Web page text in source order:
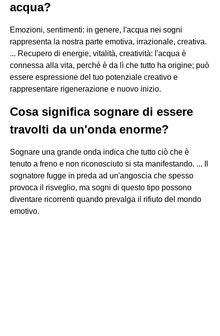
acqua?
Emozioni, sentimenti: in genere, l'acqua nei sogni
rappresenta la nostra parte emotiva, irrazionale, creativa.
... Recupero di energie, vitalità, creatività: l'acqua è
connessa alla vita, perché è da lì che tutto ha origine; può
essere espressione del tuo potenziale creativo e
rappresentare rigenerazione e nuovo inizio.
Cosa significa sognare di essere
travolti da un'onda enorme?
Sognare una grande onda indica che tutto ciò che è
tenuto a freno e non riconosciuto si sta manifestando. ... Il
sognatore fugge in preda ad un'angoscia che spesso
provoca il risveglio, ma sogni di questo tipo possono
diventare ricorrenti quando prevalga il rifiuto del mondo
emotivo.